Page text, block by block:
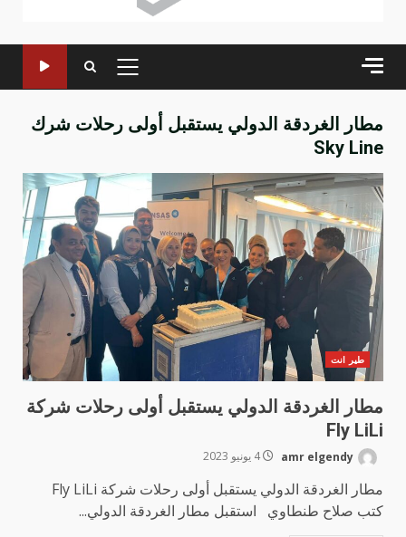
القائمة
الرئيسية
مطار الغردقة الدولي يستقبل أولى رحلات شرك
Sky Line
طير انت
مطار الغردقة الدولي يستقبل أولى رحلات شركة
Fly LiLi
4 يونيو 2023
مطار الغردقة الدولي يستقبل أولى رحلات شركة Fly LiLi
كتب صلاح طنطاوي استقبل مطار الغردقة الدولي...